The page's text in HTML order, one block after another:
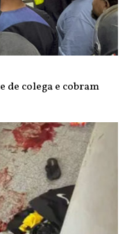
de colega e cobram